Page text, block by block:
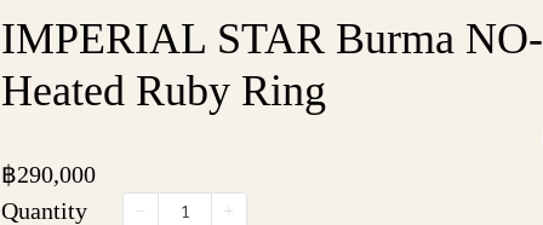
IMPERIAL STAR Burma NO-
Heated Ruby Ring
฿290,000
Quantity